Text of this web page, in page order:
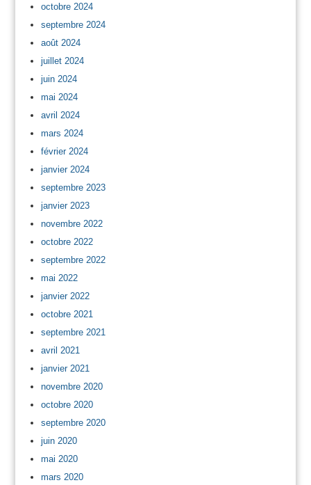
octobre 2024
septembre 2024
août 2024
juillet 2024
juin 2024
mai 2024
avril 2024
mars 2024
février 2024
janvier 2024
septembre 2023
janvier 2023
novembre 2022
octobre 2022
septembre 2022
mai 2022
janvier 2022
octobre 2021
septembre 2021
avril 2021
janvier 2021
novembre 2020
octobre 2020
septembre 2020
juin 2020
mai 2020
mars 2020